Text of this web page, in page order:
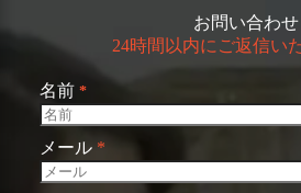
お問い合わせ
24時間以内にご返信い
名前 *
メール *